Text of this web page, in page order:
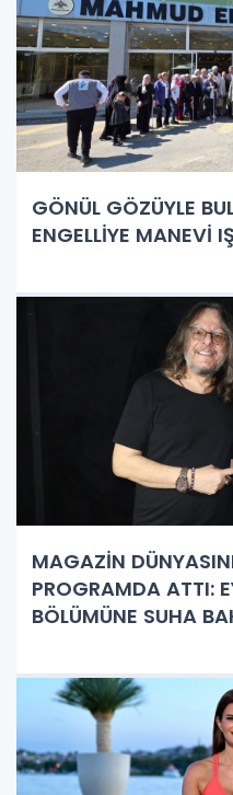
GÖNÜL GÖZÜYLE
ENGELLİYE MANEVİ
MAGAZİN
PROGRAMDA ATTI:
BÖLÜMÜNE SUHA